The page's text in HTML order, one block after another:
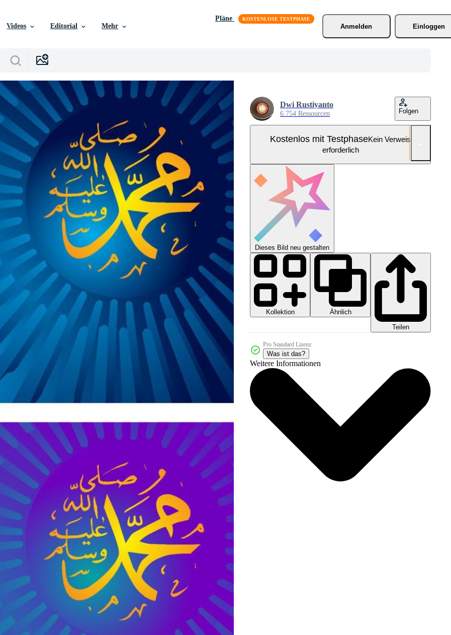
Videos Editorial Mehr
Pläne
Anmelden
Einloggen
Dwi Rustiyanto
6.754 Ressourcen Folgen
Kostenlos mit TestphaseKein Verweis
erforderlich
Dieses Bild neu gestalten
Kollektion
Ähnlich
Teilen
Pro Standard Lizenz
Was ist das?
Weitere Informationen